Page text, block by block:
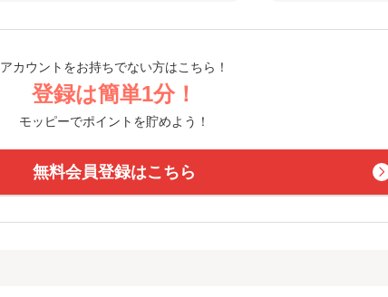
アカウントをお持ちでない方はこちら！
登録は簡単1分！
モッピーでポイントを貯めよう！
無料会員登録はこちら